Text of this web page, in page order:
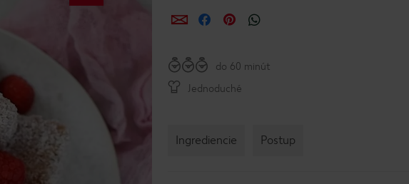
ZdieľaťZdieľaťZdieľať
do 60 minút
Jednoduché
Ingrediencie Postup